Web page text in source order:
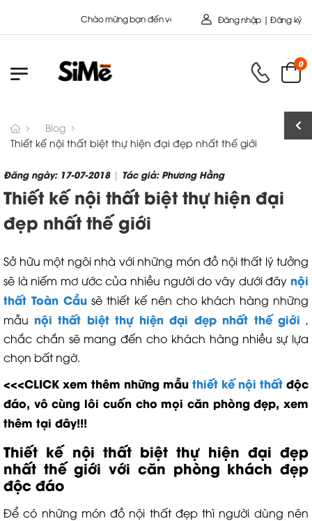
Chào mừng bạn đến với Nội Thất Toàn Cầu - Công ty cổ Phần SIMEHOME
Đăng nhập | Đăng ký
0
Blog
Thiết kế nội thất biệt thự hiện đại đẹp nhất thế giới
Đăng ngày: 17-07-2018| Tác giả: Phương Hằng
Thiết kế nội thất biệt thự hiện đại
đẹp nhất thế giới
Sở hữu một ngôi nhà với những món đồ nội thất lý tưởng
sẽ là niếm mơ ước của nhiều người do vây dưới đây nội
thất Toàn Cầu sẽ thiết kế nên cho khách hàng những
mẫu nội thất biệt thự hiện đại đẹp nhất thế giới ,
chắc chắn sẽ mang đến cho khách hàng nhiều sự lựa
chọn bất ngờ.
<<<CLICK xem thêm những mẫu thiết kế nội thất độc
đáo, vô cùng lôi cuốn cho mọi căn phòng đẹp, xem
thêm tại đây!!!
Thiết kế nội thất biệt thự hiện đại đẹp
nhất thế giới với căn phòng khách đẹp
độc đáo
Để có những món đồ nội thất đẹp thì người dùng nên